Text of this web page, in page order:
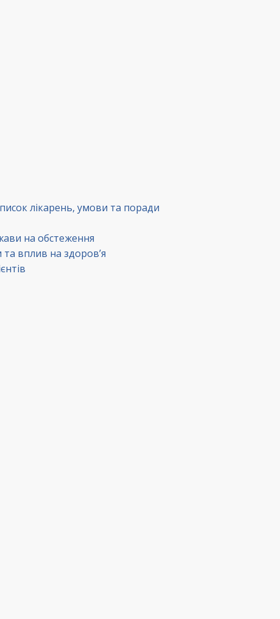
лікарень, умови та поради
на обстеження
та вплив на здоров’я